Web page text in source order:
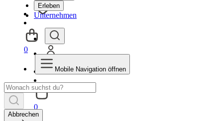
Erleben
Unternehmen
0
0
Mobile Navigation öffnen
Abbrechen